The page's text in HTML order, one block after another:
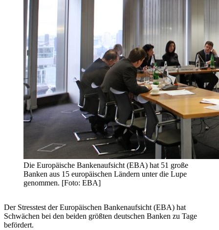
Die Europäische Bankenaufsicht (EBA) hat 51 große
Banken aus 15 europäischen Ländern unter die Lupe
genommen. [Foto: EBA]
Der Stresstest der Europäischen Bankenaufsicht (EBA) hat
Schwächen bei den beiden größten deutschen Banken zu Tage
befördert.